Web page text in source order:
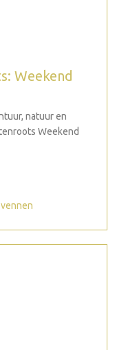
Weekend
natuur en
Weekend